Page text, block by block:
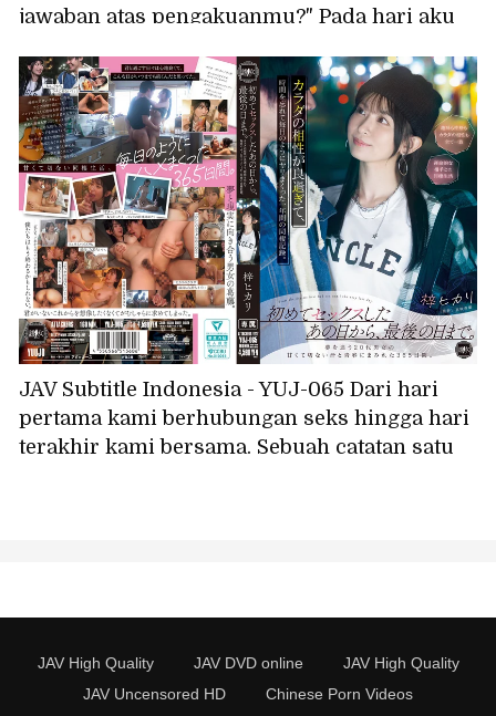
jawaban atas pengakuanmu?" Pada hari aku
selalu kusukai, seorang teman perempuan
dari universitas menyatakan perasaannya
padaku... Aku begitu terpikat padanya
sehingga aku lupa tentang gadis yang
kusukai, dan kami berhubungan seks
berulang kali. Otonashi Suzu
JAV Subtitle Indonesia - YUJ-065 Dari hari
pertama kami berhubungan seks hingga hari
terakhir kami bersama. Sebuah catatan satu
JAV High Quality JAV DVD online
JAV High Quality
JAV Uncensored HD
Chinese Porn Videos